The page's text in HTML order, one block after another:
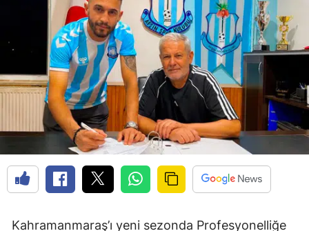
Kahramanmaraş’ı yeni sezonda Profesyonelliğe